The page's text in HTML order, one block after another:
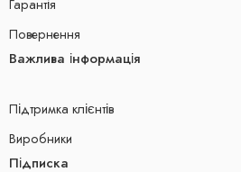
Повернення
Важлива інформація
Підтримка клієнтів
Виробники
Підписка